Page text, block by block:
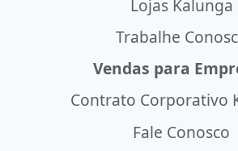
Lojas Kalunga
Trabalhe
Vendas para
Contrato Corporativo
Fale Conosco